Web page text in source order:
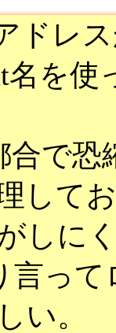
ドレ
名を
合で恐
して
しに
言っ
い。